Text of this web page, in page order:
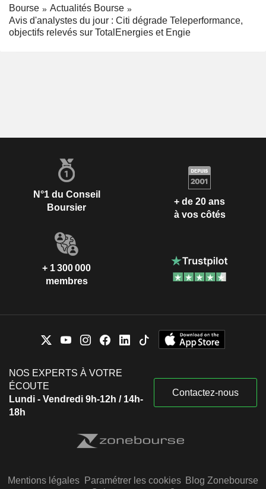
Bourse
Actualités Bourse
Avis d'analystes du jour : Citi dégrade Teleperformance,
objectifs relevés sur TotalEnergies et Engie
N°1 du Conseil
Boursier
+ de 20 ans
à vos côtés
+ 1 300 000
membres
NOS EXPERTS À VOTRE
ÉCOUTE
Lundi - Vendredi 9h-12h / 14h-
18h
Contactez-nous
Mentions légales Paramétrer les cookies Blog Zonebourse